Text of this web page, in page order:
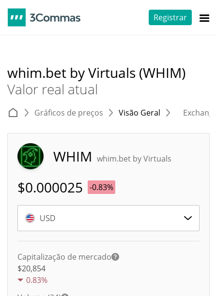
Registrar
whim.bet by Virtuals (WHIM)
Valor real atual
Gráficos de preços Visão Geral
WHIM whim.bet by Virtuals
$0.000025 -0.83%
USD
Capitalização de mercado
$20,854
0.83%